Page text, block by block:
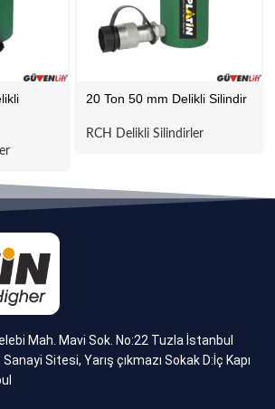
20 Ton 50 mm Delikli Silindir
RCH Delikli Silindirler
Mah. Mavi Sok. No:22 Tuzla İstanbul
Sitesi, Yarış çıkmazı Sokak D:İç Kapı